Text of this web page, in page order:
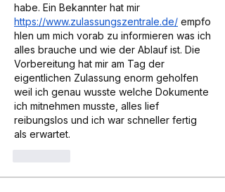
https://www.zulassungszentrale.de/ empfo
hlen um mich vorab zu informieren was ich
alles brauche und wie der Ablauf ist. Die
Vorbereitung hat mir am Tag der
eigentlichen Zulassung enorm geholfen
weil ich genau wusste welche Dokumente
ich mitnehmen musste, alles lief
reibungslos und ich war schneller fertig
als erwartet.